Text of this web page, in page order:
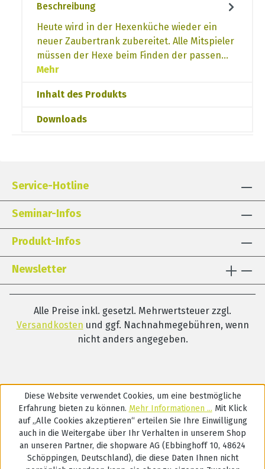
Beschreibung
Heute wird in der Hexenküche wieder ein
neuer Zaubertrank zubereitet. Alle Mitspieler
müssen der Hexe beim Finden der passen…
Mehr
Inhalt des Produkts
Downloads
Service-Hotline
Seminar-Infos
Produkt-Infos
Newsletter
Alle Preise inkl. gesetzl. Mehrwertsteuer zzgl.
Versandkosten und ggf. Nachnahmegebühren, wenn
nicht anders angegeben.
Diese Website verwendet Cookies, um eine bestmögliche
Erfahrung bieten zu können. Mehr Informationen ... Mit Klick
auf „Alle Cookies akzeptieren“ erteilen Sie Ihre Einwilligung
auch in die Weitergabe über Ihr Verhalten in unserem Shop
an unseren Partner, die shopware AG (Ebbinghoff 10, 48624
Schöppingen, Deutschland), die diese Daten Ihnen nicht